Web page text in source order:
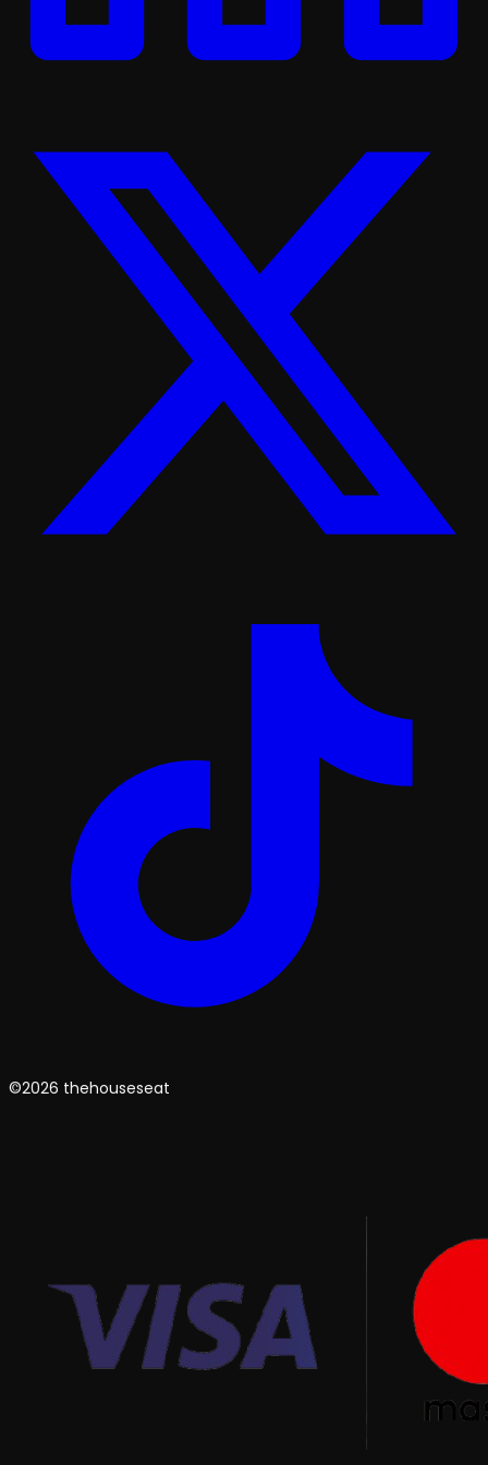
©2026 thehouseseat